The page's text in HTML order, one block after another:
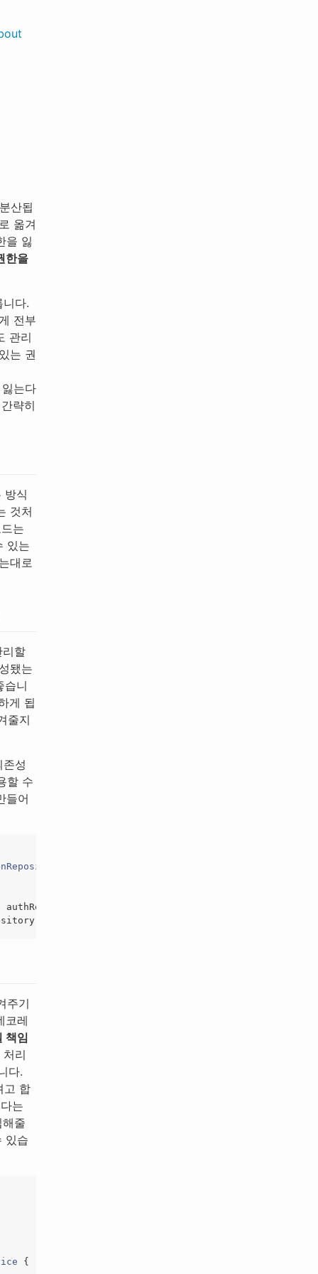
산됩
옮겨
을 잃
한을
니다.
전부
관리
는 권
는다
략히
방식
것처
는
있는
대로
할
됐는
습니
게 됩
줄지
성
할 수
들어
authRepository
주기
코레
책임
리
다.
고 합
는
줄
있습
{